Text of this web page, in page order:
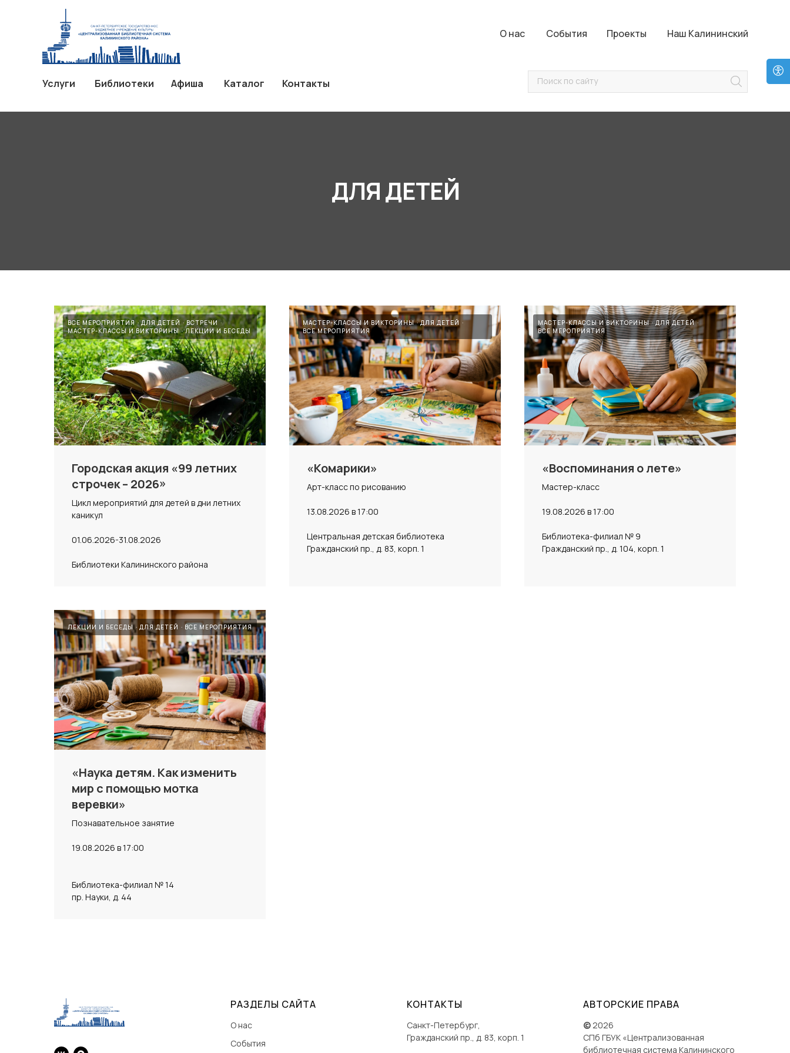
О нас События Проекты Наш Калининский
Афиша
Библиотеки
Услуги Каталог Контакты Поиск по сайту
ДЛЯ ДЕТЕЙ
ВСЕ МЕРОПРИЯТИЯ ДЛЯ ДЕТЕЙ
ВСТРЕЧИ
МАСТЕР-КЛАССЫ И ВИКТОРИНЫ
ЛЕКЦИИ И БЕСЕДЫ
Городская акция «99 летних
строчек – 2026»
Цикл мероприятий для детей в дни летних
каникул
01.06.2026-31.08.2026
Библиотеки Калининского района
МАСТЕР-КЛАССЫ И ВИКТОРИНЫ
ДЛЯ ДЕТЕЙ
ВСЕ МЕРОПРИЯТИЯ
«Комарики»
Арт-класс по рисованию
13.08.2026 в 17:00
Центральная детская библиотека
Гражданский пр., д. 83, корп. 1
МАСТЕР-КЛАССЫ И ВИКТОРИНЫ
ДЛЯ ДЕТЕЙ
ВСЕ МЕРОПРИЯТИЯ
«Воспоминания о лете»
Мастер-класс
19.08.2026 в 17:00
Библиотека-филиал № 9
Гражданский пр., д. 104, корп. 1
ЛЕКЦИИ И БЕСЕДЫ ДЛЯ ДЕТЕЙ ВСЕ МЕРОПРИЯТИЯ
«Наука детям. Как изменить
мир с помощью мотка
веревки»
Познавательное занятие
19.08.2026 в 17:00
Библиотека-филиал № 14
пр. Науки, д. 44
РАЗДЕЛЫ САЙТА
О нас
События
КОНТАКТЫ
Санкт-Петербург,
Гражданский пр., д. 83, корп. 1
АВТОРСКИЕ ПРАВА
©2026
СПб ГБУК «Централизованная
библиотечная система Калининского